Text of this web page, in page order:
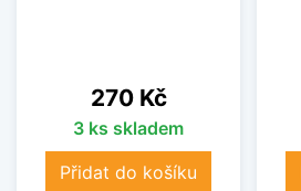
Cena
270 Kč
3 ks skladem
Přidat do košíku